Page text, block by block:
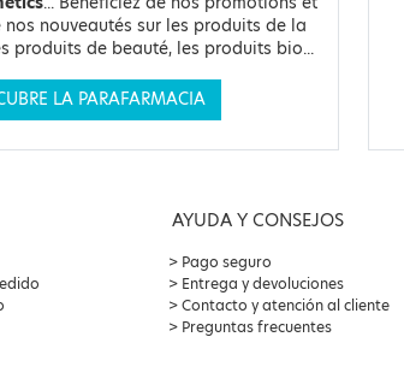
nouveautés sur les produits de la
produits de beauté, les produits bio...
LA PARAFARMACIA
AYUDA Y CONSEJOS
Pago seguro
Entrega y devoluciones
Contacto y atención al cliente
Preguntas frecuentes